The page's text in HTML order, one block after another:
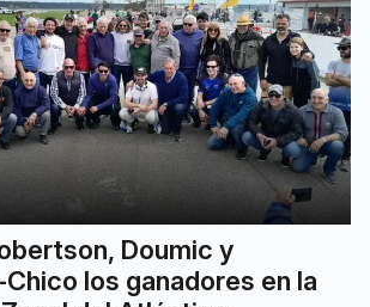
Doumic y
los ganadores en la